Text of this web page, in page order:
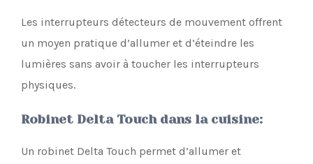
Les interrupteurs détecteurs de mouvement offrent
un moyen pratique d’allumer et d’éteindre les
lumières sans avoir à toucher les interrupteurs
physiques.
Robinet Delta Touch dans la cuisine:
Un robinet Delta Touch permet d’allumer et